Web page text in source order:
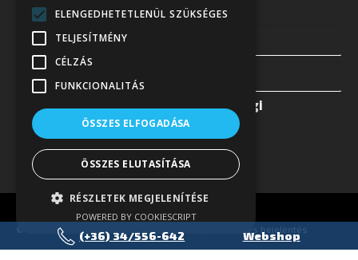
Elfogadom az
irányelvek
Eurotrade Kft.Adatkezelési tájékoztató Visszaélés bejelentés
(+36) 34/556-642 Webshop
ELENGEDHETETLENÜL SZÜKSÉGES
TELJESÍTMÉNY
CÉLZÁS
FUNKCIONALITÁS
ÖSSZES ELFOGADÁSA
ÖSSZES ELUTASÍTÁSA
RÉSZLETEK MEGJELENÍTÉSE
POWERED BY COOKIESCRIPT